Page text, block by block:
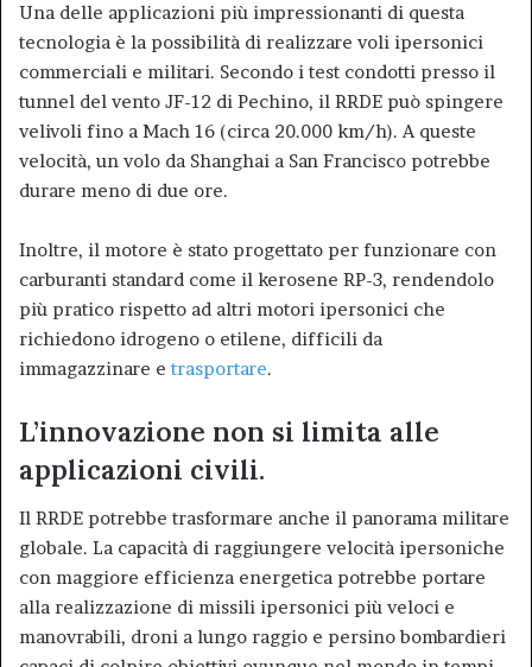
Una delle applicazioni più impressionanti di questa
tecnologia è la possibilità di realizzare voli ipersonici
commerciali e militari. Secondo i test condotti presso il
tunnel del vento JF-12 di Pechino, il RRDE può spingere
velivoli fino a Mach 16 (circa 20.000 km/h). A queste
velocità, un volo da Shanghai a San Francisco potrebbe
durare meno di due ore.
Inoltre, il motore è stato progettato per funzionare con
carburanti standard come il kerosene RP-3, rendendolo
più pratico rispetto ad altri motori ipersonici che
richiedono idrogeno o etilene, difficili da
immagazzinare e trasportare.
L’innovazione non si limita alle
applicazioni civili.
Il RRDE potrebbe trasformare anche il panorama militare
globale. La capacità di raggiungere velocità ipersoniche
con maggiore efficienza energetica potrebbe portare
alla realizzazione di missili ipersonici più veloci e
manovrabili, droni a lungo raggio e persino bombardieri